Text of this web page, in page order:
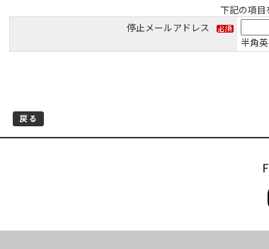
下記の項
停止メールアドレス
半角